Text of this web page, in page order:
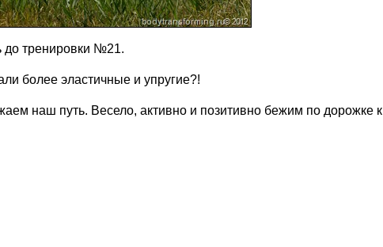
до тренировки №21.
более эластичные и упругие?!
наш путь. Весело, активно и позитивно бежим по дорожке к